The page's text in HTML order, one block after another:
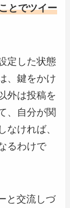
とでツイー
定した状態
、鍵をかけ
外は投稿を
、自分が関
なければ、
るわけで
と交流しづ